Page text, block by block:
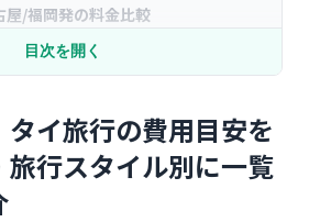
屋/福岡発の料金比較
〜7月/雨季）と高い時期（年末年
（スクンビット/サイアム）のホテル
トンビーチ/カタビーチ）のリゾート
目次を開く
タイ旅行の費用目安を
旅行スタイル別に一覧